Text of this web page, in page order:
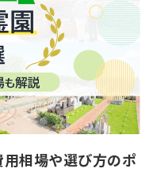
相場や選び方のポ